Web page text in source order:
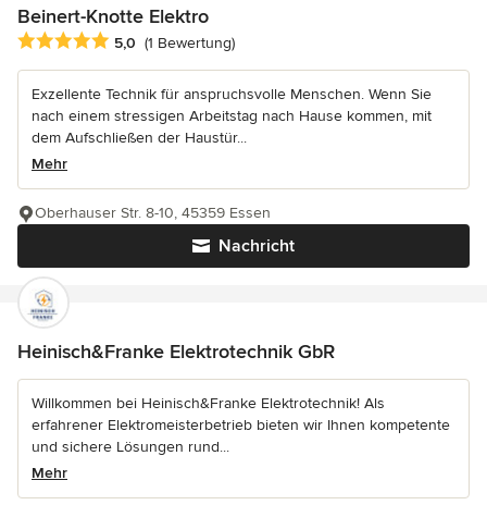
Beinert-Knotte Elektro
Durchschnittliche Bewertung: 5 von 5 Sternen
5,0 (1 Bewertung)
Exzellente Technik für anspruchsvolle Menschen. Wenn Sie
nach einem stressigen Arbeitstag nach Hause kommen, mit
dem Aufschließen der Haustür...
Mehr
Nachricht
Oberhauser Str. 8-10, 45359 Essen
Heinisch&Franke Elektrotechnik GbR
Willkommen bei Heinisch&Franke Elektrotechnik! Als
erfahrener Elektromeisterbetrieb bieten wir Ihnen kompetente
und sichere Lösungen rund...
Mehr